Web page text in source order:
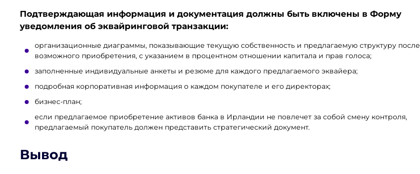
Подтверждающая информация и документация должны быть включены в Форму
уведомления об эквайринговой транзакции:
организационные диаграммы, показывающие текущую собственность и предлагаемую структуру после
возможного приобретения, с указанием в процентном отношении капитала и прав голоса;
заполненные индивидуальные анкеты и резюме для каждого предлагаемого эквайера;
подробная корпоративная информация о каждом покупателе и его директорах;
бизнес-план;
если предлагаемое приобретение активов банка в Ирландии не повлечет за собой смену контроля,
предлагаемый покупатель должен представить стратегический документ.
Вывод